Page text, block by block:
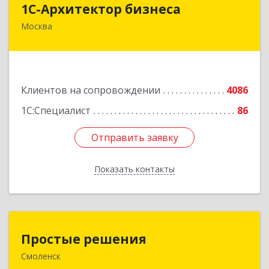
1С-Архитектор бизнеса
Москва
Клиентов на сопровождении
4086
1С:Специалист
86
Отправить заявку
Показать контакты
115114, Москва г, Кожевнический 2-й пер, дом
Отправить заявку
Назад
Простые решения
Смоленск
214015, Смоленская обл, Смоленск г, Большая